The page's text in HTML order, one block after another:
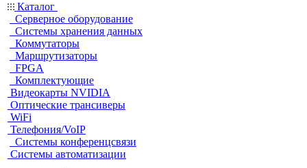
Каталог
Серверное оборудование
Системы хранения данных
Коммутаторы
Маршрутизаторы
FPGA
Комплектующие
Видеокарты NVIDIA
Оптические трансиверы
WiFi
Телефония/VoIP
Системы конференцсвязи
Системы автоматизации